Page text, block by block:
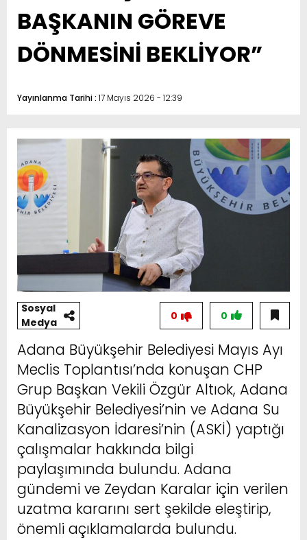
BAŞKANIN GÖREVE
DÖNMESİNİ BEKLİYOR”
Yayınlanma Tarihi : 17 Mayıs 2026 - 12:39
Sosyal
Medya
0
0
Adana Büyükşehir Belediyesi Mayıs Ayı
Meclis Toplantısı’nda konuşan CHP
Grup Başkan Vekili Özgür Altıok, Adana
Büyükşehir Belediyesi’nin ve Adana Su
Kanalizasyon İdaresi’nin (ASKİ) yaptığı
çalışmalar hakkında bilgi
paylaşımında bulundu. Adana
gündemi ve Zeydan Karalar için verilen
uzatma kararını sert şekilde eleştirip,
önemli açıklamalarda bulundu.